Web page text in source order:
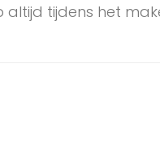
altijd tijdens het